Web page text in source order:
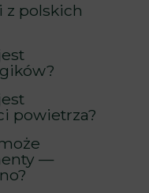
z polskich
powietrza?
—